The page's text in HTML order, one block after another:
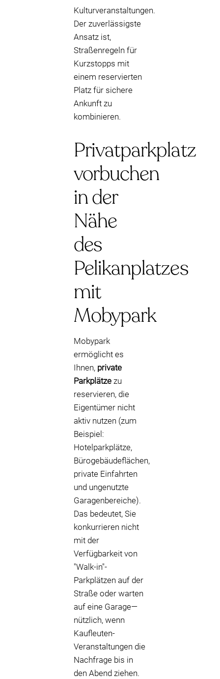
Kulturveranstaltungen.
Der zuverlässigste
Ansatz ist,
Straßenregeln für
Kurzstopps mit
einem reservierten
Platz für sichere
Ankunft zu
kombinieren.
Privatparkplatz
vorbuchen
in der
Nähe
des
Pelikanplatzes
mit
Mobypark
Mobypark
ermöglicht es
Ihnen, private
Parkplätze zu
reservieren, die
Eigentümer nicht
aktiv nutzen (zum
Beispiel:
Hotelparkplätze,
Bürogebäudeflächen,
private Einfahrten
und ungenutzte
Garagenbereiche).
Das bedeutet, Sie
konkurrieren nicht
mit der
Verfügbarkeit von
"Walk-in"-
Parkplätzen auf der
Straße oder warten
auf eine Garage—
nützlich, wenn
Kaufleuten-
Veranstaltungen die
Nachfrage bis in
den Abend ziehen.